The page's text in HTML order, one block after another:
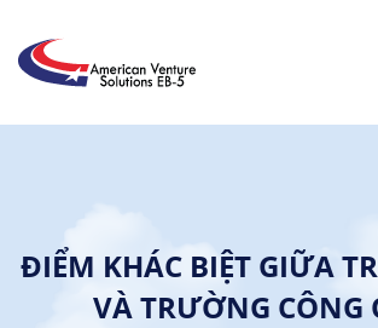
ĐIỂM KHÁC BIỆT GIỮA
VÀ TRƯỜNG CÔNG